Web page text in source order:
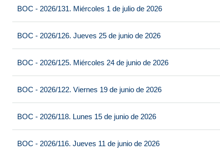
BOC - 2026/131. Miércoles 1 de julio de 2026
BOC - 2026/126. Jueves 25 de junio de 2026
BOC - 2026/125. Miércoles 24 de junio de 2026
BOC - 2026/122. Viernes 19 de junio de 2026
BOC - 2026/118. Lunes 15 de junio de 2026
BOC - 2026/116. Jueves 11 de junio de 2026